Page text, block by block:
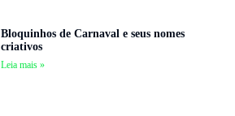
Bloquinhos de Carnaval e seus nomes
criativos
Leia mais »